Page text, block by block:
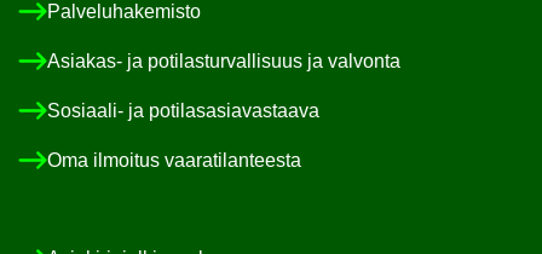
Pal­ve­lu­ha­ke­mis­to
Asiakas-​ ja po­ti­las­tur­val­li­suus ja val­von­ta
Sosiaali-​ ja po­ti­las­asia­vas­taa­va
Oma il­moi­tus vaa­ra­ti­lan­tees­ta